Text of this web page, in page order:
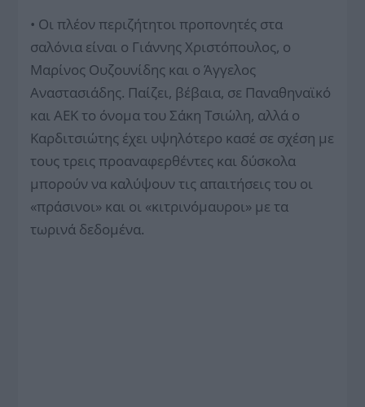
• Οι πλέον περιζήτητοι προπονητές στα
σαλόνια είναι ο Γιάννης Χριστόπουλος, ο
Μαρίνος Ουζουνίδης και ο Άγγελος
Αναστασιάδης. Παίζει, βέβαια, σε Παναθηναϊκό
και ΑΕΚ το όνομα του Σάκη Τσιώλη, αλλά ο
Καρδιτσιώτης έχει υψηλότερο κασέ σε σχέση με
τους τρεις προαναφερθέντες και δύσκολα
μπορούν να καλύψουν τις απαιτήσεις του οι
«πράσινοι» και οι «κιτρινόμαυροι» με τα
τωρινά δεδομένα.